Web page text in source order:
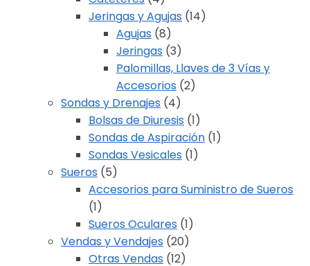
Jeringas y Agujas (14)
Agujas (8)
Jeringas (3)
Palomillas, Llaves de 3 Vías y
Accesorios (2)
Sondas y Drenajes (4)
Bolsas de Diuresis (1)
Sondas de Aspiración (1)
Sondas Vesicales (1)
Sueros (5)
Accesorios para Suministro de Sueros
(1)
Sueros Oculares (1)
Vendas y Vendajes (20)
Otras Vendas (12)